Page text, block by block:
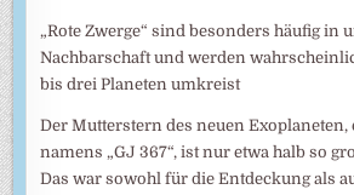
„Rote Zwerge“ sind besonders häufig in
Nachbarschaft und werden
bis drei Planeten umkreist
Der Mutterstern des neuen Exoplaneten,
namens „GJ 367“, ist nur etwa halb so
Das war sowohl für die Entdeckung als